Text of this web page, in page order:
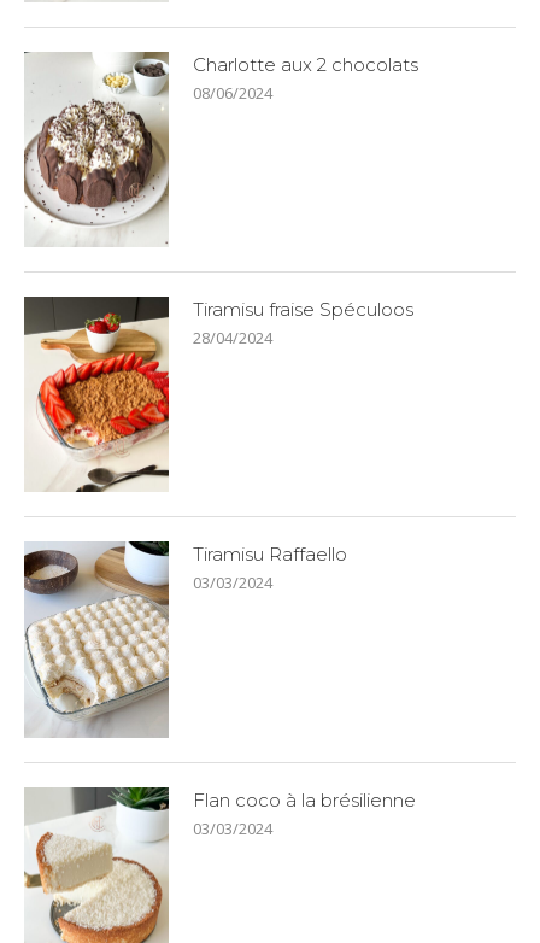
Charlotte aux 2 chocolats
08/06/2024
Tiramisu fraise Spéculoos
28/04/2024
Tiramisu Raffaello
03/03/2024
Flan coco à la brésilienne
03/03/2024